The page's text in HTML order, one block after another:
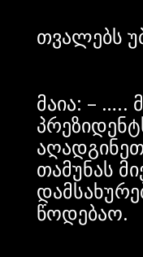
თვალებს
მაია: – …..
თამუნას
წოდებაო.